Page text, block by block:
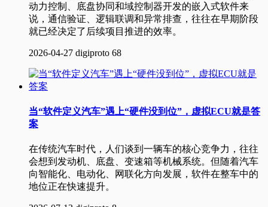
动力控制、底盘协同和域控制器开发的嵌入式软件来
说，通信验证、逻辑联调和异常排查，往往在早期阶段
就已经决定了后续项目推进的效率。
2026-04-27 digiproto 68
当“软件定义汽车”遇上“硬件没到位”，虚拟ECU就是答
案
在传统汽车时代，人们谈到一辆车的核心竞争力，往往
会想到发动机、底盘、变速箱等机械系统。但随着汽车
向智能化、电动化、网联化方向发展，软件在整车中的
地位正在快速提升。